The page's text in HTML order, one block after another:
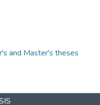
and Master's theses